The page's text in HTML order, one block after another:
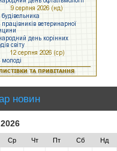
новин
Ср Чт Пт Сб Нд